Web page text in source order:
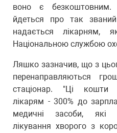
воно є
йдеться про так
надається лікарням,
Національною службою
Ляшко зазначив, що з
перенаправляються
стаціонар. "Ці кошти
лікарям - 300% до
медичні засоби, які
лікування хворого з